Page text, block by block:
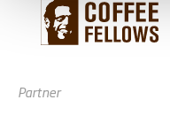
Partner